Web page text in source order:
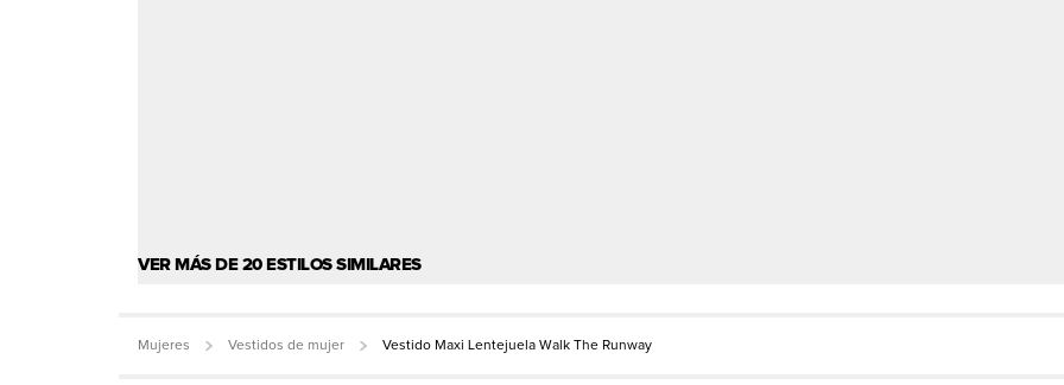
VER MÁS DE 20 ESTILOS SIMILARES
Mujeres Vestidos de mujer Vestido Maxi Lentejuela Walk The Runway